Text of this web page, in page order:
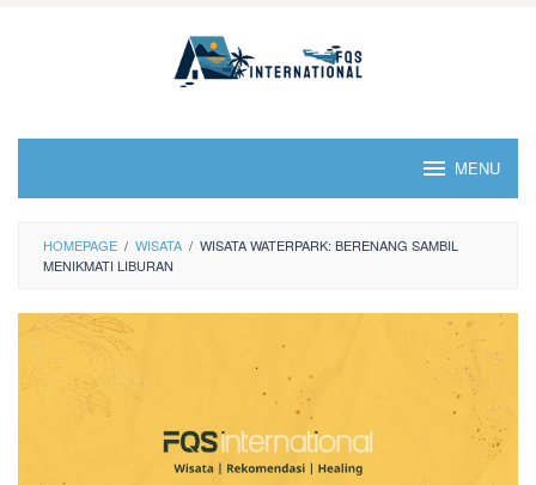
MENU
HOMEPAGE / WISATA / WISATA WATERPARK: BERENANG SAMBIL
MENIKMATI LIBURAN